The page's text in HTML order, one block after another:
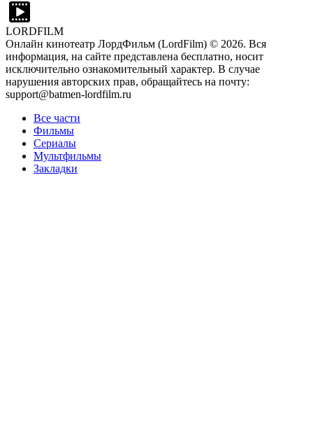
LORDFILM
Онлайн кинотеатр ЛордФильм (LordFilm) © 2026. Вся
информация, на сайте представлена бесплатно, носит
исключительно ознакомительный характер. В случае
нарушения авторских прав, обращайтесь на почту:
support@batmen-lordfilm.ru
Все части
Фильмы
Сериалы
Мультфильмы
Закладки